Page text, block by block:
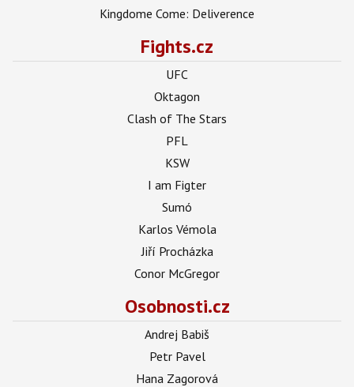
Kingdome Come: Deliverence
Fights.cz
UFC
Oktagon
Clash of The Stars
PFL
KSW
I am Figter
Sumó
Karlos Vémola
Jiří Procházka
Conor McGregor
Osobnosti.cz
Andrej Babiš
Petr Pavel
Hana Zagorová